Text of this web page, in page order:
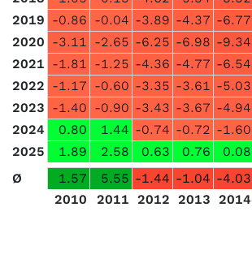
2019 -0.86 -0.04 -3.89 -4.37 -6.77
2020 -3.11 -2.65 -6.25 -6.98 -9.34
2021 -1.81 -1.25 -4.36 -4.77 -6.54
2022 -1.17 -0.60 -3.35 -3.61 -5.03
2023 -1.40 -0.90 -3.43 -3.67 -4.94
2024
0.80 1.44 -0.74 -0.72 -1.60
2025
1.89 2.58 0.63 0.76 0.08
Ø
1.57 5.55 -1.44 -1.04 -4.03
2010
2011 2012 2013 2014